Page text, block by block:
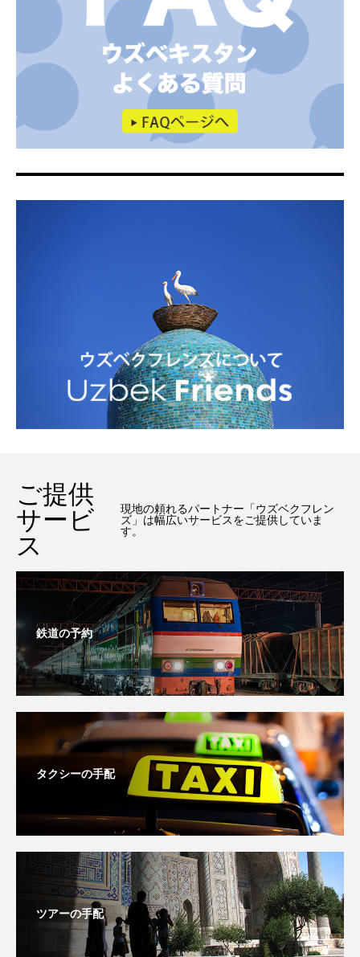
ご提供
サービ
ス
現地の頼れるパートナー「ウズベクフレン
ズ」は幅広いサービスをご提供していま
す。
鉄道の予約
タクシーの手配
ツアーの手配